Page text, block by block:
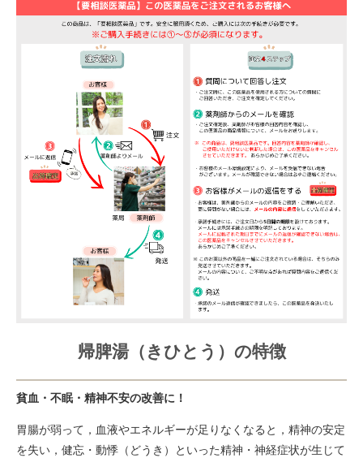
帰脾湯（きひとう）の特徴
貧血・不眠・精神不安の改善に！
胃腸が弱って，血液やエネルギーが足りなくなると，精神の安定
を失い，健忘・動悸（どうき）といった精神・神経症状が生じて